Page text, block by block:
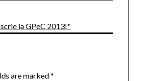
la GPeC 2013!"
are marked*